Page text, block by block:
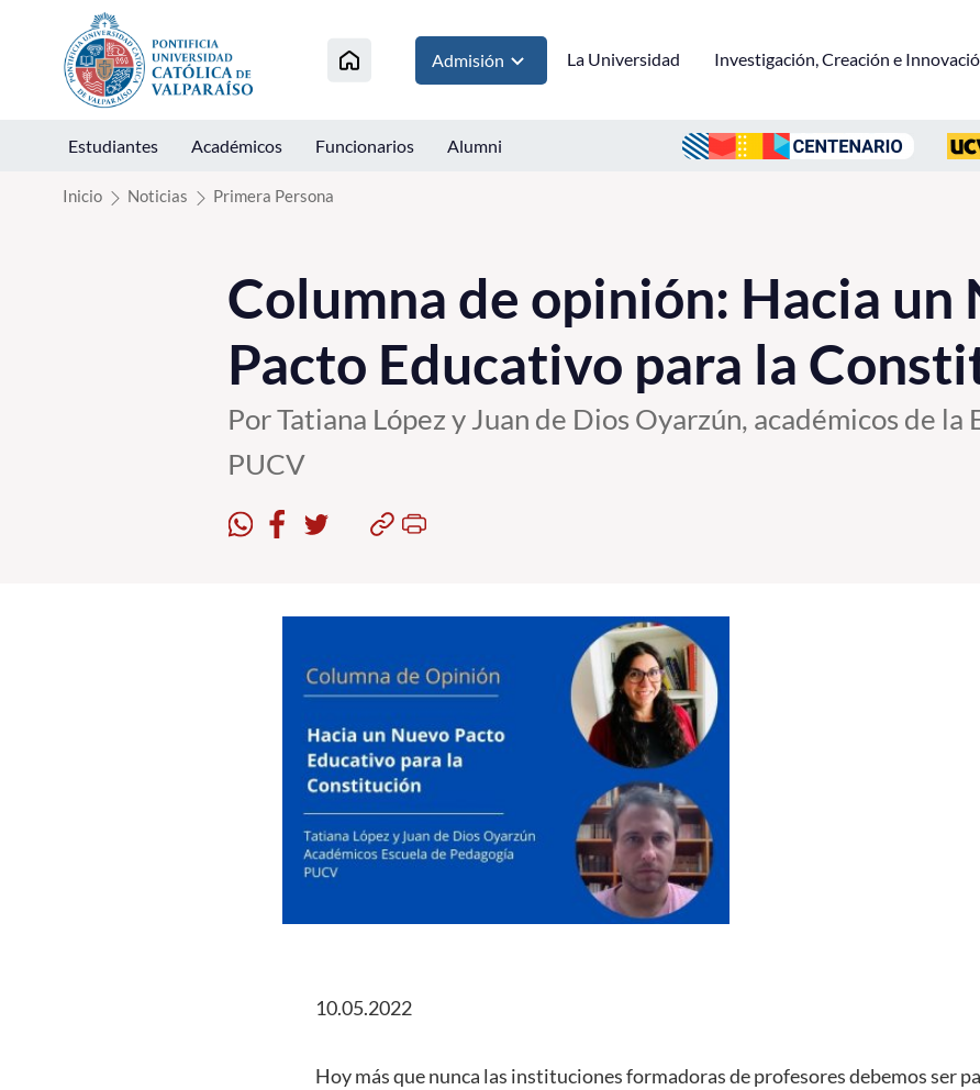
Click acá para ir directamente al contenido
Admisión La Universidad Investigación, Creación e
Estudiantes Académicos Funcionarios Alumni
Inicio Noticias Primera Persona
Columna de opinión: Hacia un
Pacto Educativo para la
Por Tatiana López y Juan de Dios Oyarzún, académicos de la
PUCV
10.05.2022
Hoy más que nunca las instituciones formadoras de profesores debemos ser